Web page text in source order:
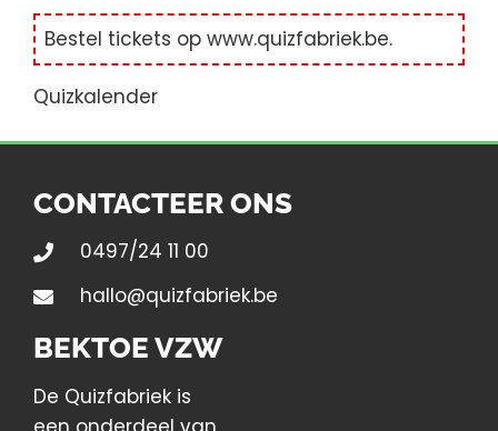
Bestel tickets op www.quizfabriek.be.
Quizkalender
CONTACTEER ONS
0497/24 11 00
hallo@quizfabriek.be
BEKTOE VZW
De Quizfabriek is